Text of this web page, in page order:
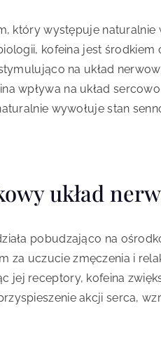
który występuje naturalnie
kofeina jest
na układ
wpływa na układ
wywołuje stan
układ
pobudzająco na
uczucie zmęczenia i
jej receptory, kofeina
akcji serca,